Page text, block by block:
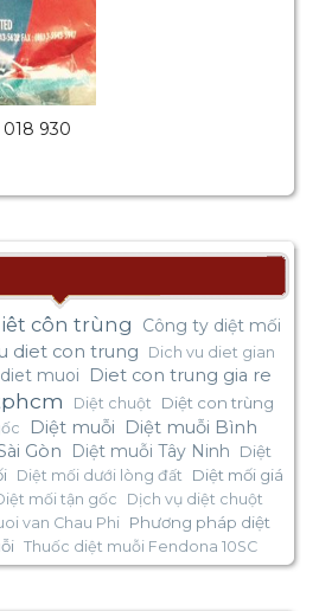
930
côn trùng Công ty diệt mối
diet con trung Dich vu diet gian
muoi Diet con trung gia re
Diệt chuột
Diệt con trùng
Diệt muỗi
Diệt muỗi Bình
Gòn Diệt muỗi Tây Ninh
Diệt
Diệt mối dưới lòng đất
Diệt mối giá
mối tận gốc Dịch vụ diệt chuột
van Chau Phi
Phương pháp diệt
Thuốc diệt muỗi Fendona 10SC